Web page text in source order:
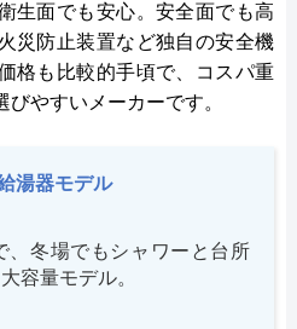
生面でも安心。安全面でも高
災防止装置など独自の安全機
格も比較的手頃で、コスパ重
やすいメーカーです。
湯器モデル
、冬場でもシャワーと台所
容量モデル。